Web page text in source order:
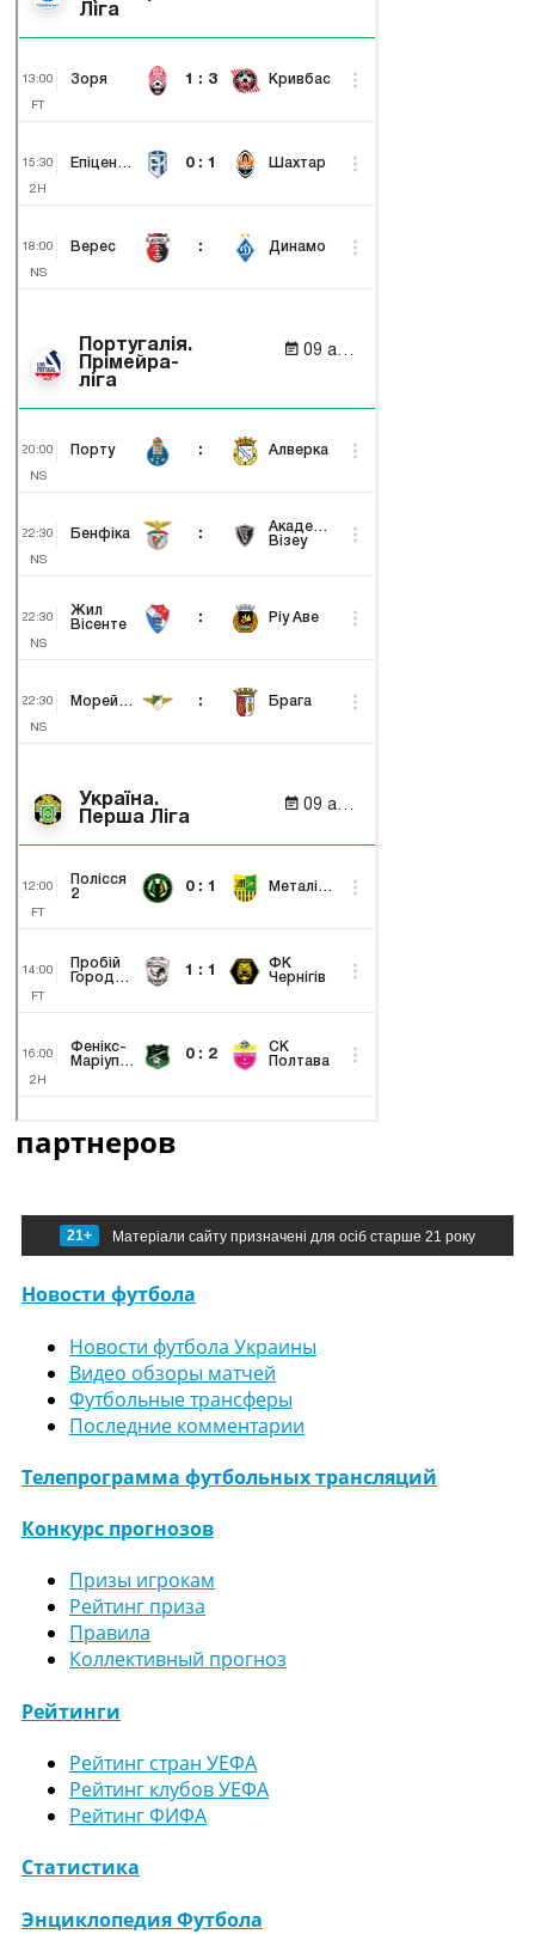
партнеров
21+ Матеріали сайту призначені для осіб старше 21 року
Новости футбола
Новости футбола Украины
Видео обзоры матчей
Футбольные трансферы
Последние комментарии
Телепрограмма футбольных трансляций
Конкурс прогнозов
Призы игрокам
Рейтинг приза
Правила
Коллективный прогноз
Рейтинги
Рейтинг стран УЕФА
Рейтинг клубов УЕФА
Рейтинг ФИФА
Статистика
Энциклопедия Футбола